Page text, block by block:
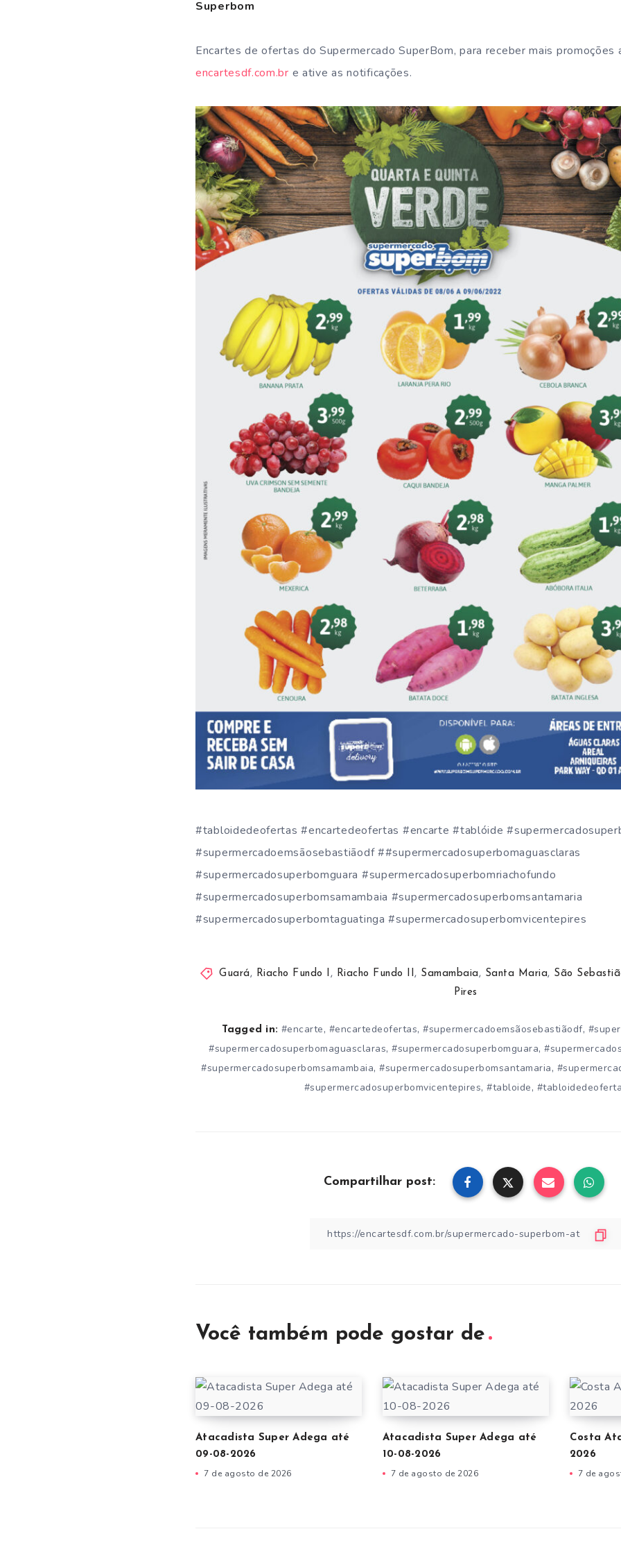
Superbom
Encartes de ofertas do Supermercado SuperBom, para receber mais
encartesdf.com.br e ative as notificações.
#tabloidedeofertas #encartedeofertas #encarte #tablóide
#supermercadoemsãosebastiãodf ##supermercadosuperbomaguasclaras
#supermercadosuperbomguara #supermercadosuperbomriachofundo
#supermercadosuperbomsamambaia #supermercadosuperbomsantamaria
#supermercadosuperbomtaguatinga #supermercadosuperbomvicentepires
Guará, Riacho Fundo I, Riacho Fundo II, Samambaia, Santa Maria, São
Pires
Tagged in: #encarte, #encartedeofertas, #supermercadoemsãosebastiãodf,
#supermercadosuperbomaguasclaras,#supermercadosuperbomguara,
#supermercadosuperbomsamambaia,#supermercadosuperbomsantamaria,
#supermercadosuperbomvicentepires, #tabloide,
Compartilhar post:
Você também pode gostar de
Atacadista Super Adega até
09-08-2026
7 de agosto de 2026
Atacadista Super Adega até
10-08-2026
7 de agosto de 2026
Costa
2026
7 de